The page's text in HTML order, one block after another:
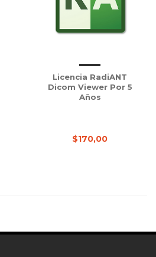
Licencia RadiANT
Dicom Viewer Por 5
Años
$170,00